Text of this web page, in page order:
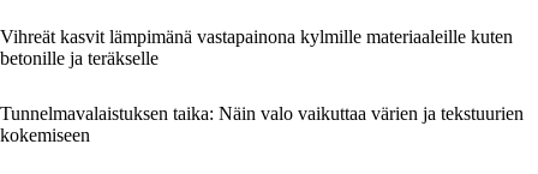
Vihreät kasvit lämpimänä vastapainona kylmille materiaaleille kuten
betonille ja teräkselle
Tunnelmavalaistuksen taika: Näin valo vaikuttaa värien ja tekstuurien
kokemiseen